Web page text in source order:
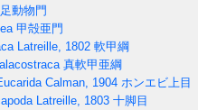
動物門
甲殻亜門
Latreille, 1802 軟甲綱
真軟甲亜綱
Calman, 1904 ホンエビ上目
Latreille, 1803 十脚目